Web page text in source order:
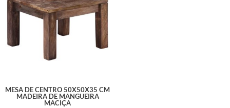
MESA DE CENTRO 50X50X35 CM
MADEIRA DE MANGUEIRA
MACIÇA